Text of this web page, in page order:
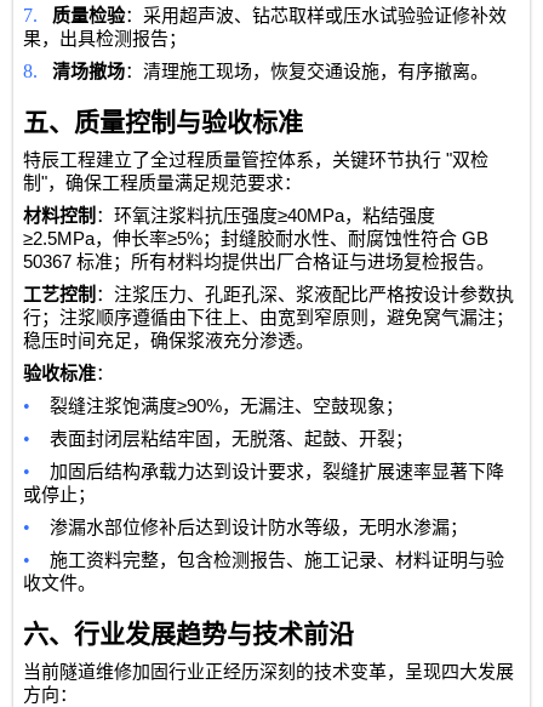
7. 质量检验：采用超声波、钻芯取样或压水试验验证修补效
果，出具检测报告；
8. 清场撤场：清理施工现场，恢复交通设施，有序撤离。
五、质量控制与验收标准
特辰工程建立了全过程质量管控体系，关键环节执行 "双检
制"，确保工程质量满足规范要求：
材料控制 ：环氧注浆料抗压强度≥40MPa，粘结强度
≥2.5MPa，伸长率≥5%；封缝胶耐水性、耐腐蚀性符合 GB
50367标准；所有材料均提供出厂合格证与进场复检报告。
工艺控制 ：注浆压力、孔距孔深、浆液配比严格按设计参数执
行；注浆顺序遵循由下往上、由宽到窄原则，避免窝气漏注；
稳压时间充足，确保浆液充分渗透。
验收标准：
• 裂缝注浆饱满度≥90%，无漏注、空鼓现象；
• 表面封闭层粘结牢固，无脱落、起鼓、开裂；
•
加固后结构承载力达到设计要求，裂缝扩展速率显著下降
或停止；
• 渗漏水部位修补后达到设计防水等级，无明水渗漏；
•
施工资料完整，包含检测报告、施工记录、材料证明与验
收文件。
六、行业发展趋势与技术前沿
当前隧道维修加固行业正经历深刻的技术变革，呈现四大发展
方向：